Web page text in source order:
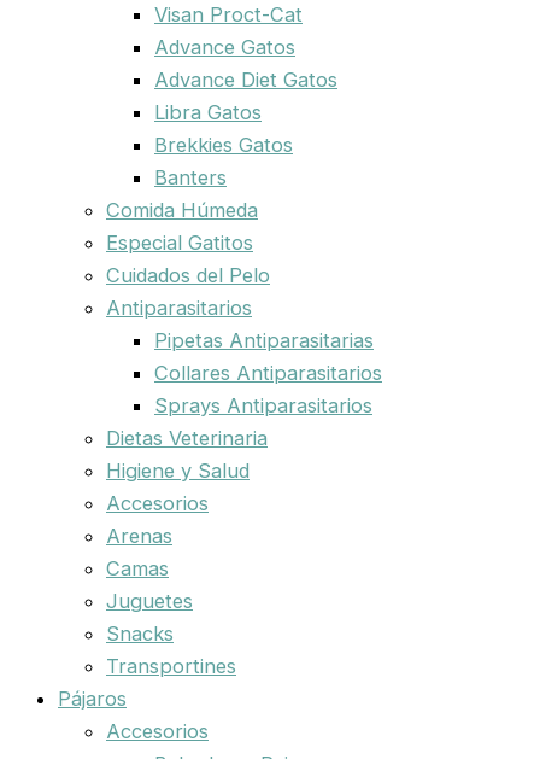
Visan Proct-Cat
Advance Gatos
Advance Diet Gatos
Libra Gatos
Brekkies Gatos
Banters
Comida Húmeda
Especial Gatitos
Cuidados del Pelo
Antiparasitarios
Pipetas Antiparasitarias
Collares Antiparasitarios
Sprays Antiparasitarios
Dietas Veterinaria
Higiene y Salud
Accesorios
Arenas
Camas
Juguetes
Snacks
Transportines
Pájaros
Accesorios